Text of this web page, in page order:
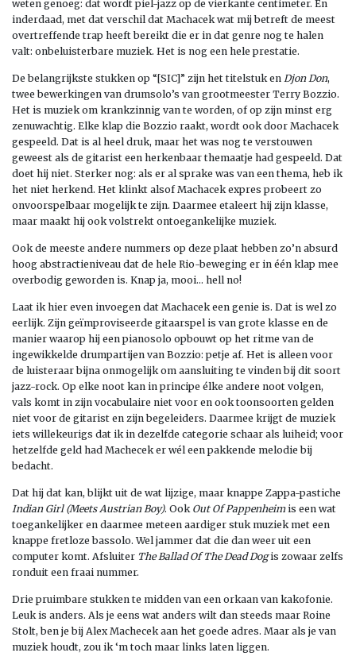
weten genoeg: dat wordt piel-jazz op de vierkante centimeter. En
inderdaad, met dat verschil dat Machacek wat mij betreft de meest
overtreffende trap heeft bereikt die er in dat genre nog te halen
valt: onbeluisterbare muziek. Het is nog een hele prestatie.
De belangrijkste stukken op “[SIC]” zijn het titelstuk en Djon Don,
twee bewerkingen van drumsolo’s van grootmeester Terry Bozzio.
Het is muziek om krankzinnig van te worden, of op zijn minst erg
zenuwachtig. Elke klap die Bozzio raakt, wordt ook door Machacek
gespeeld. Dat is al heel druk, maar het was nog te verstouwen
geweest als de gitarist een herkenbaar themaatje had gespeeld. Dat
doet hij niet. Sterker nog: als er al sprake was van een thema, heb ik
het niet herkend. Het klinkt alsof Machacek expres probeert zo
onvoorspelbaar mogelijk te zijn. Daarmee etaleert hij zijn klasse,
maar maakt hij ook volstrekt ontoegankelijke muziek.
Ook de meeste andere nummers op deze plaat hebben zo’n absurd
hoog abstractieniveau dat de hele Rio-beweging er in één klap mee
overbodig geworden is. Knap ja, mooi… hell no!
Laat ik hier even invoegen dat Machacek een genie is. Dat is wel zo
eerlijk. Zijn geïmproviseerde gitaarspel is van grote klasse en de
manier waarop hij een pianosolo opbouwt op het ritme van de
ingewikkelde drumpartijen van Bozzio: petje af. Het is alleen voor
de luisteraar bijna onmogelijk om aansluiting te vinden bij dit soort
jazz-rock. Op elke noot kan in principe élke andere noot volgen,
vals komt in zijn vocabulaire niet voor en ook toonsoorten gelden
niet voor de gitarist en zijn begeleiders. Daarmee krijgt de muziek
iets willekeurigs dat ik in dezelfde categorie schaar als luiheid; voor
hetzelfde geld had Machecek er wél een pakkende melodie bij
bedacht.
Dat hij dat kan, blijkt uit de wat lijzige, maar knappe Zappa-pastiche
Indian Girl (Meets Austrian Boy). Ook Out Of Pappenheimis een wat
toegankelijker en daarmee meteen aardiger stuk muziek met een
knappe fretloze bassolo. Wel jammer dat die dan weer uit een
computer komt. Afsluiter The Ballad Of The Dead Dogis zowaar zelfs
ronduit een fraai nummer.
Drie pruimbare stukken te midden van een orkaan van kakofonie.
Leuk is anders. Als je eens wat anders wilt dan steeds maar Roine
Stolt, ben je bij Alex Machecek aan het goede adres. Maar als je van
muziek houdt, zou ik ‘m toch maar links laten liggen.